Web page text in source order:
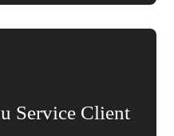
Service Client